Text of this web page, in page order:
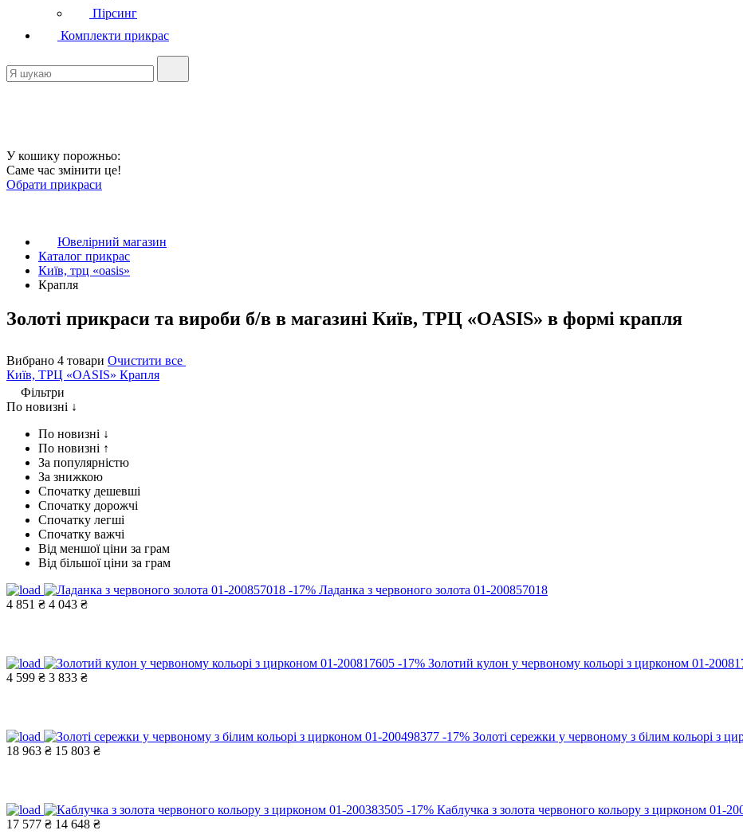
Пірсинг
Комплекти прикрас
У кошику порожньо:
Саме час змінити це!
Обрати прикраси
Ювелірний магазин
Каталог прикрас
Київ, трц «oasis»
Крапля
Золоті прикраси та вироби б/в в магазині Київ, ТРЦ «OASIS» в формі крапля
Вибрано 4 товари Очистити все
Київ, ТРЦ «OASIS» Крапля
Фільтри
По новизні ↓
По новизні ↓
По новизні ↑
За популярністю
За знижкою
Спочатку дешевші
Спочатку дорожчі
Спочатку легші
Спочатку важчі
Від меншої ціни за грам
Від більшої ціни за грам
-17% Ладанка з червоного золота 01-200857018
4 851 ₴ 4 043 ₴
-17% Золотий кулон у червоному кольорі з цирконом 01-
4 599 ₴ 3 833 ₴
-17% Золоті сережки у червоному з білим кольорі з
18 963 ₴ 15 803 ₴
-17% Каблучка з золота червоного кольору з цирконом 01-
17 577 ₴ 14 648 ₴